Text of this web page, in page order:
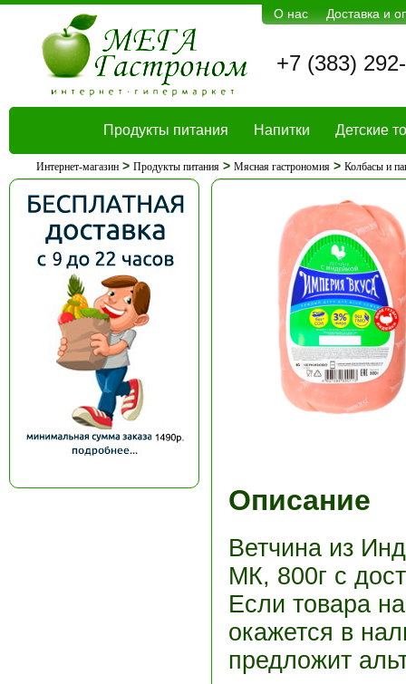
О нас Доставка и
+7 (383)
Продукты питания Напитки Детские
Интернет-магазин> Продукты питания> Мясная гастрономия> Колбасы и
Описание
Ветчина из
МК, 800г с
Если товара
окажется в
предложит